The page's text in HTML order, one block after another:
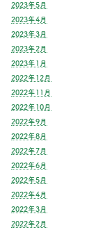
2023年5月
2023年4月
2023年3月
2023年2月
2023年1月
2022年12月
2022年11月
2022年10月
2022年9月
2022年8月
2022年7月
2022年6月
2022年5月
2022年4月
2022年3月
2022年2月